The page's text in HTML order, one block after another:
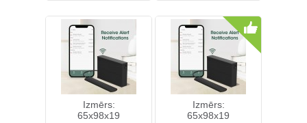
Skatīt Pirkt Skatīt Pirkt
Izmērs:
65x98x19
Izmērs:
65x98x19